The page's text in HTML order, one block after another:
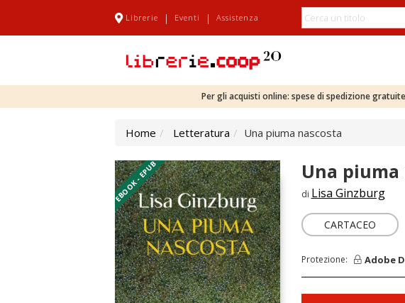
Librerie | Eventi | Assistenza
Per gli acquisti online: spese di spedizione
Home Letteratura Una piuma nascosta
EBOOK - EPUB Una piuma
di Lisa Ginzburg
CARTACEO
Protezione: Adobe